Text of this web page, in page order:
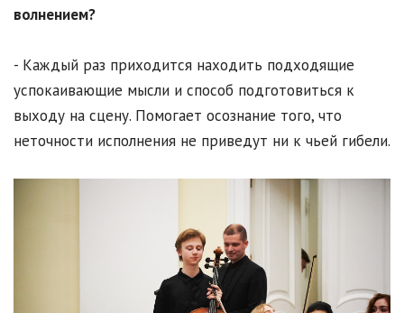
волнением?
- Каждый раз приходится находить подходящие
успокаивающие мысли и способ подготовиться к
выходу на сцену. Помогает осознание того, что
неточности исполнения не приведут ни к чьей гибели.